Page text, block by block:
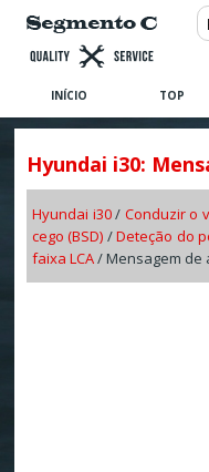
INÍCIO TOP
Hyundai i30:
Hyundai i30/ Conduzir o
cego (BSD) /Deteção do
faixa LCA/ Mensagem de